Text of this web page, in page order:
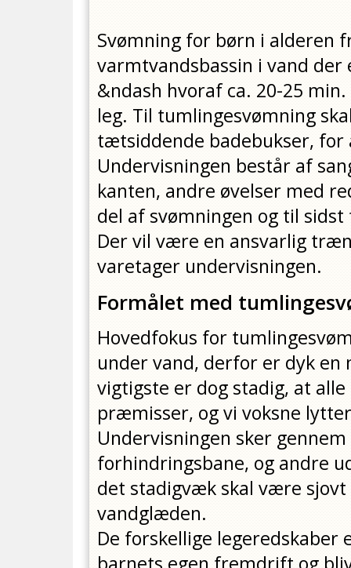
Svømning for børn i alderen
varmtvandsbassin i vand
&ndash hvoraf ca. 20-25
leg. Til tumlingesvømning
tætsiddende badebukser, for
Undervisningen består af
kanten, andre øvelser med
del af svømningen og til
Der vil være en ansvarlig
varetager undervisningen.
Formålet med
Hovedfokus for
under vand, derfor er dyk
vigtigste er dog stadig, at
præmisser, og vi voksne
Undervisningen sker
forhindringsbane, og andre
det stadigvæk skal være
vandglæden.
De forskellige